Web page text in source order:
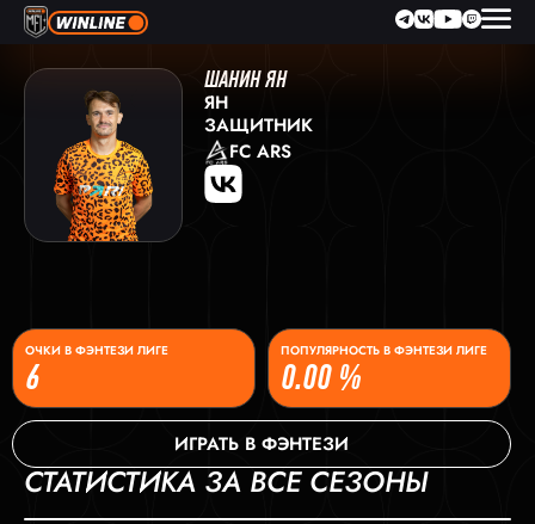
ШАНИН ЯН
ЯН
ЗАЩИТНИК
FC ARS
6
ОЧКИ В ФЭНТЕЗИ ЛИГЕ
0.00 %
ПОПУЛЯРНОСТЬ В ФЭНТЕЗИ ЛИГЕ
ИГРАТЬ В ФЭНТЕЗИ
СТАТИСТИКА ЗА ВСЕ СЕЗОНЫ